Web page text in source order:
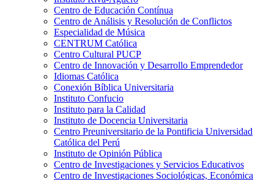
Centro de Educación Contínua
Centro de Análisis y Resolución de Conflictos
Especialidad de Música
CENTRUM Católica
Centro Cultural PUCP
Centro de Innovación y Desarrollo Emprendedor
Idiomas Católica
Conexión Bíblica Universitaria
Instituto Confucio
Instituto para la Calidad
Instituto de Docencia Universitaria
Centro Preuniversitario de la Pontificia Universidad
Católica del Perú
Instituto de Opinión Pública
Centro de Investigaciones y Servicios Educativos
Centro de Investigaciones Sociológicas, Económica